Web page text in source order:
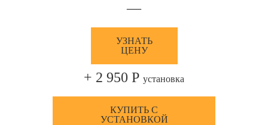
—
УЗНАТЬ
ЦЕНУ
+ 2 950 Р установка
КУПИТЬ С
УСТАНОВКОЙ